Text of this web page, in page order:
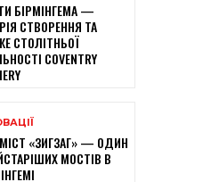
БІРМІНГЕМА —
СТВОРЕННЯ ТА
СТОЛІТНЬОЇ
COVENTRY
«ЗИГЗАГ» — ОДИН
МОСТІВ В